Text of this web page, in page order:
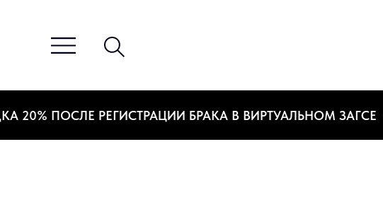
ПОСЛЕ РЕГИСТРАЦИИ БРАКА В ВИРТУАЛЬНОМ ЗАГСЕ